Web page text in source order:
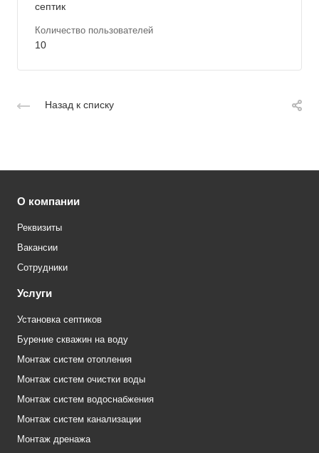
септик
Количество пользователей
10
Назад к списку
О компании
Реквизиты
Вакансии
Сотрудники
Услуги
Установка септиков
Бурение скважин на воду
Монтаж систем отопления
Монтаж систем очистки воды
Монтаж систем водоснабжения
Монтаж систем канализации
Монтаж дренажа